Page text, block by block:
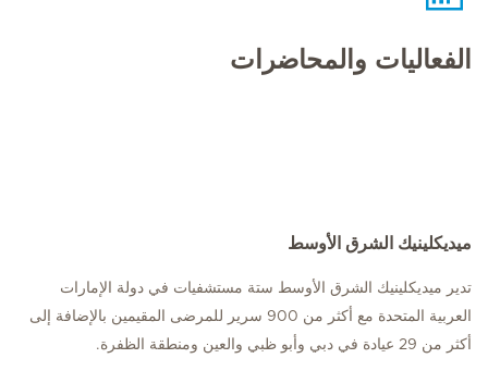
الفعاليات والمحاضرات
ميديكلينيك الشرق الأوسط
تدير ميديكلينيك الشرق الأوسط ستة مستشفيات في دولة الإمارات
العربية المتحدة مع أكثر من 900 سرير للمرضى المقيمين بالإضافة إلى
أكثر من 29 عيادة في دبي وأبو ظبي والعين ومنطقة الظفرة.